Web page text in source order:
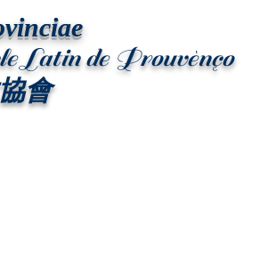
Latin de Prouvènço
會